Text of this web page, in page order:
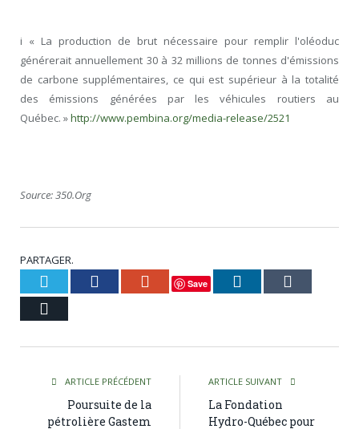
i « La production de brut nécessaire pour remplir l'oléoduc
générerait annuellement 30 à 32 millions de tonnes d'émissions
de carbone supplémentaires, ce qui est supérieur à la totalité
des émissions générées par les véhicules routiers au
Québec. »http://www.pembina.org/media-release/2521
Source: 350.Org
PARTAGER.
Twitter Facebook Google+
Save LinkedIn
ARTICLE PRÉCÉDENT
Poursuite de la
pétrolière Gastem
ARTICLE SUIVANT
La Fondation
Hydro-Québec pour